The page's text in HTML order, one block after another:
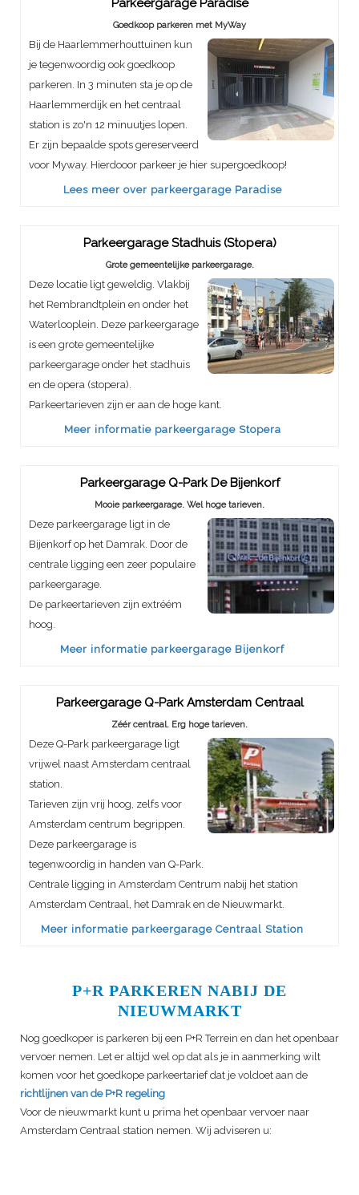
Parkeergarage Paradise
Goedkoop parkeren met MyWay
Bij de Haarlemmerhouttuinen kun
je tegenwoordig ook goedkoop
parkeren. In 3 minuten sta je op de
Haarlemmerdijk en het centraal
station is zo'n 12 minuutjes lopen.
Er zijn bepaalde spots gereserveerd
voor Myway. Hierdooor parkeer je hier supergoedkoop!
Lees meer over parkeergarage Paradise
Parkeergarage Stadhuis (Stopera)
Grote gemeentelijke parkeergarage.
Deze locatie ligt geweldig. Vlakbij
het Rembrandtplein en onder het
Waterlooplein. Deze parkeergarage
is een grote gemeentelijke
parkeergarage onder het stadhuis
en de opera (stopera).
Parkeertarieven zijn er aan de hoge kant.
Meer informatie parkeergarage Stopera
Parkeergarage Q-Park De Bijenkorf
Mooie parkeergarage. Wel hoge tarieven.
Deze parkeergarage ligt in de
Bijenkorf op het Damrak. Door de
centrale ligging een zeer populaire
parkeergarage.
De parkeertarieven zijn extréém
hoog.
Meer informatie parkeergarage Bijenkorf
Parkeergarage Q-Park Amsterdam Centraal
Zéér centraal. Erg hoge tarieven.
Deze Q-Park parkeergarage ligt
vrijwel naast Amsterdam centraal
station.
Tarieven zijn vrij hoog, zelfs voor
Amsterdam centrum begrippen.
Deze parkeergarage is
tegenwoordig in handen van Q-Park.
Centrale ligging in Amsterdam Centrum nabij het station
Amsterdam Centraal, het Damrak en de Nieuwmarkt.
Meer informatie parkeergarage Centraal Station
P+R PARKEREN NABIJ DE
NIEUWMARKT
Nog goedkoper is parkeren bij een P+R Terrein en dan het openbaar
vervoer nemen. Let er altijd wel op dat als je in aanmerking wilt
komen voor het goedkope parkeertarief dat je voldoet aan de
richtlijnen van de P+R regeling
Voor de nieuwmarkt kunt u prima het openbaar vervoer naar
Amsterdam Centraal station nemen. Wij adviseren u: